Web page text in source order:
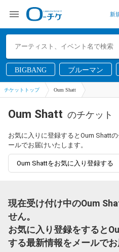
新
BIGBANG ブルーマン
チケットトップ Oum Shatt
Oum Shatt のチケット
お気に入りに登録するとOum Shatt
ールでお届けいたします。
Oum Shattをお気に入り登録する
現在受け付け中のOum
せん。
お気に入り登録をすると
する最新情報をメールでお